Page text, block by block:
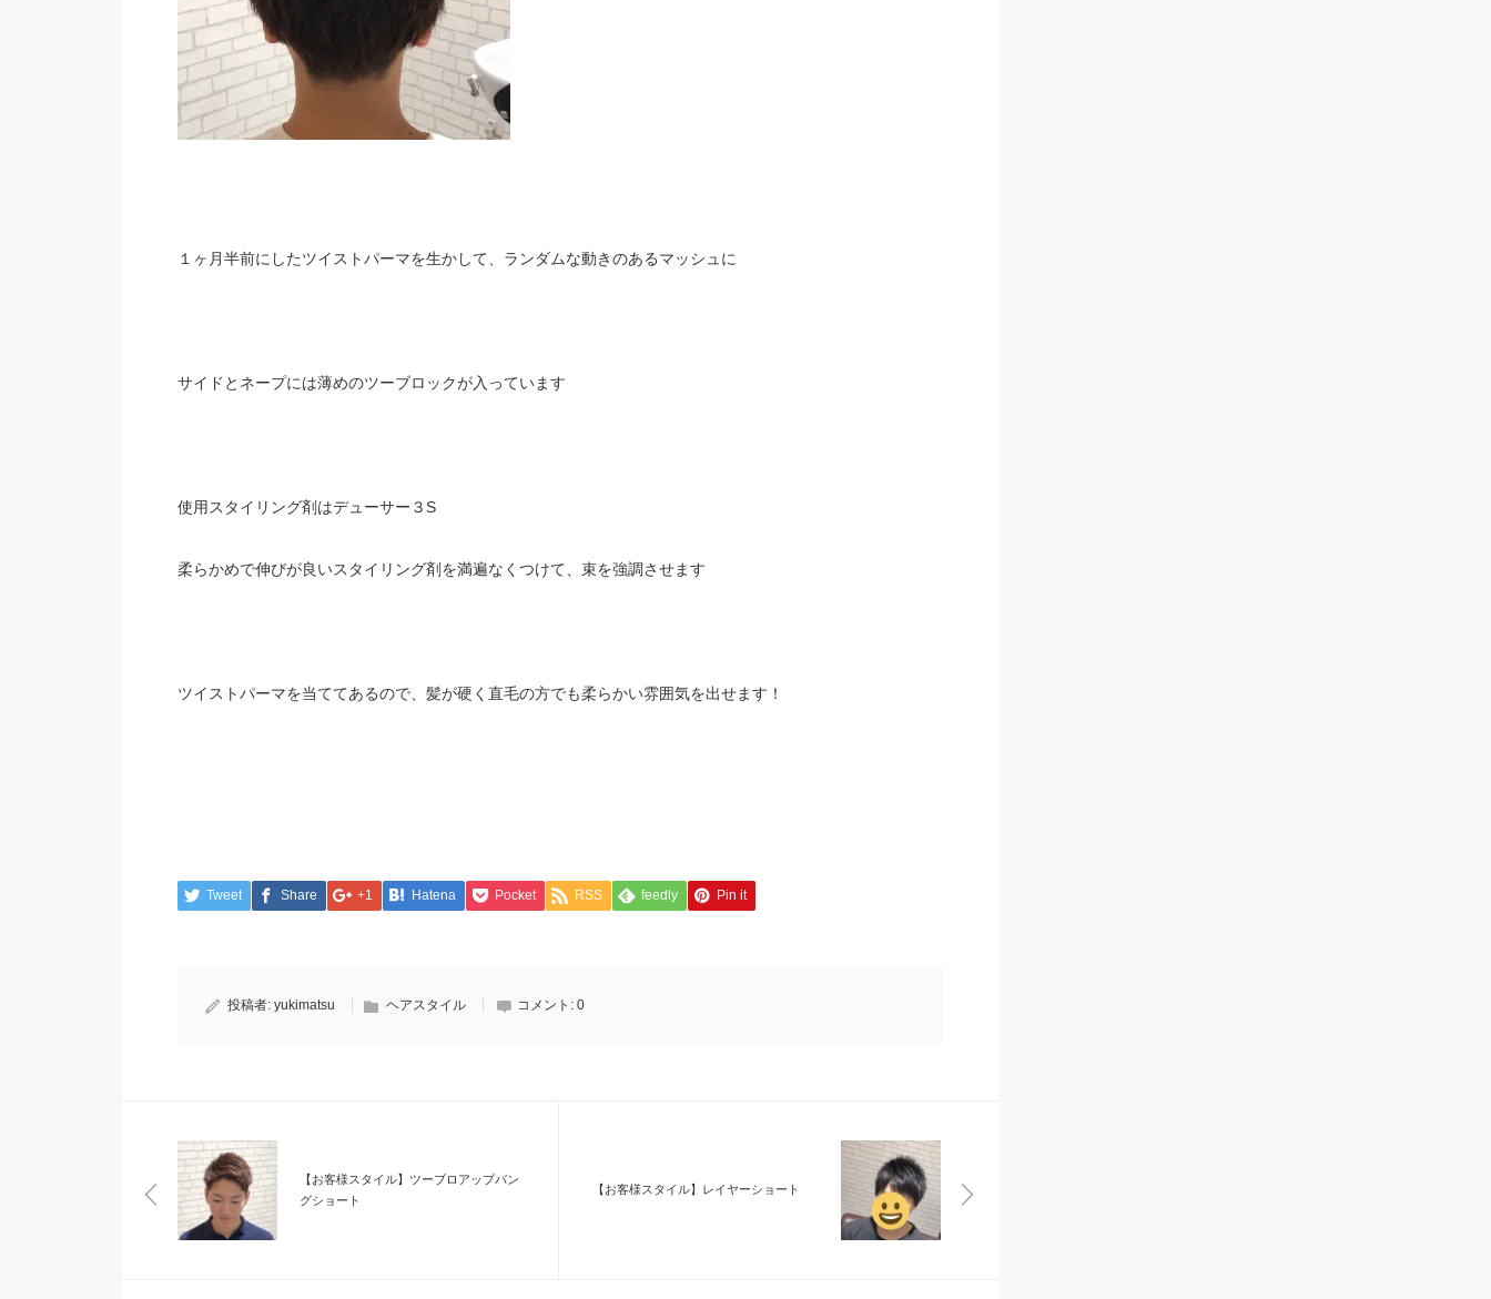
１ヶ月半前にしたツイストパーマを生かして、ランダムな動きのあるマッシュに
サイドとネープには薄めのツーブロックが入っています
使用スタイリング剤はデューサー３S
柔らかめで伸びが良いスタイリング剤を満遍なくつけて、束を強調させます
ツイストパーマを当ててあるので、髪が硬く直毛の方でも柔らかい雰囲気を出せます！
Tweet Share +1 Hatena Pocket RSS feedly Pin it
投稿者: yukimatsu ヘアスタイル コメント: 0
【お客様スタイル】ツーブロアップバン
グショート
【お客様スタイル】レイヤーショート